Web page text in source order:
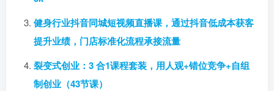
健身行业抖音同城短视频直播课，通过抖音低成本获客
提升业绩，门店标准化流程承接流量
裂变式创业：3 合1课程套装，用人观+错位竞争+自组
制创业（43节课）